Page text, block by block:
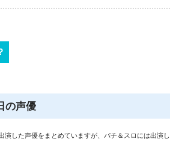
の声優
演した声優をまとめていますが、パチ＆スロには出演し